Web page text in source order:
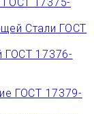
Стали ГОСТ
ГОСТ 17376-
ГОСТ 17379-